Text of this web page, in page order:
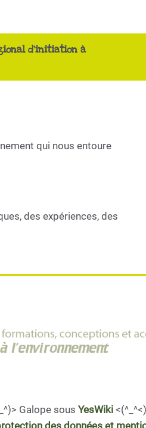
d'initiation à
qui nous entoure
des expériences, des
Galope sous YesWiki <(^_^<)
des données et